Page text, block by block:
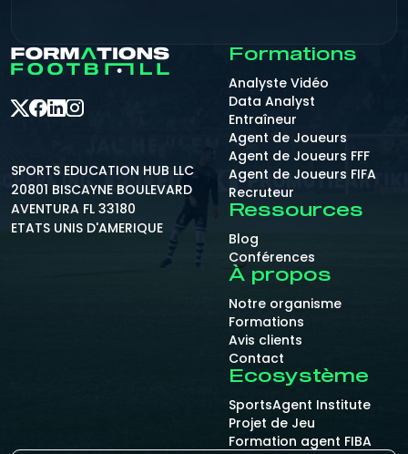
SPORTS EDUCATION HUB LLC
20801 BISCAYNE BOULEVARD
AVENTURA FL 33180
ETATS UNIS D'AMERIQUE
Formations
Analyste Vidéo
Data Analyst
Entraîneur
Agent de Joueurs
Agent de Joueurs FFF
Agent de Joueurs FIFA
Recruteur
Ressources
Blog
Conférences
À propos
Notre organisme
Formations
Avis clients
Contact
Ecosystème
SportsAgent Institute
Projet de Jeu
Formation agent FIBA